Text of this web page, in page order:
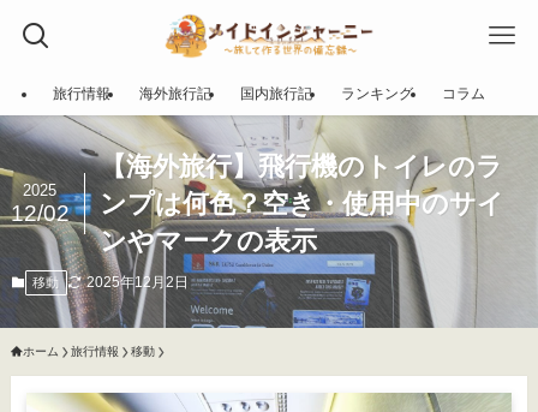
旅行情報 海外旅行記 国内旅行記 ランキング コラム
【海外旅行】飛行機のトイレのラ
ンプは何色？空き・使用中のサイ
ンやマークの表示
2025
12/02
移動 2025年12月2日
ホーム 旅行情報 移動